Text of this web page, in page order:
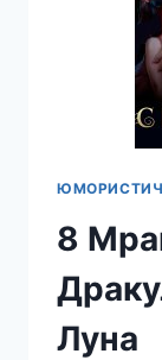
8
Луна